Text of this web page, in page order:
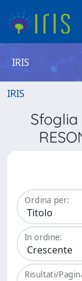
IRIS
IRIS
Sfoglia
Ordina per:
In ordine:
Risultati/